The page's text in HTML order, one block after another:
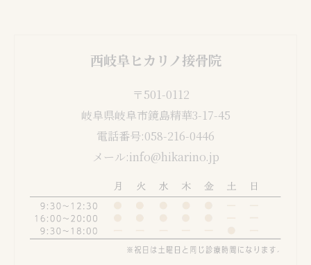
西岐阜ヒカリノ接骨院
〒501-0112
岐阜県岐阜市鏡島精華3-17-45
電話番号:058-216-0446
メール:info@hikarino.jp